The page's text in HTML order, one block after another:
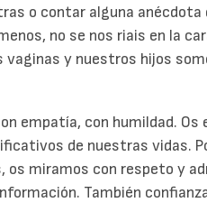
o contar alguna anécdota
no se nos riais en la
y nuestros hijos
empatía, con humildad. Os
de nuestras vidas.
os miramos con respeto y
También